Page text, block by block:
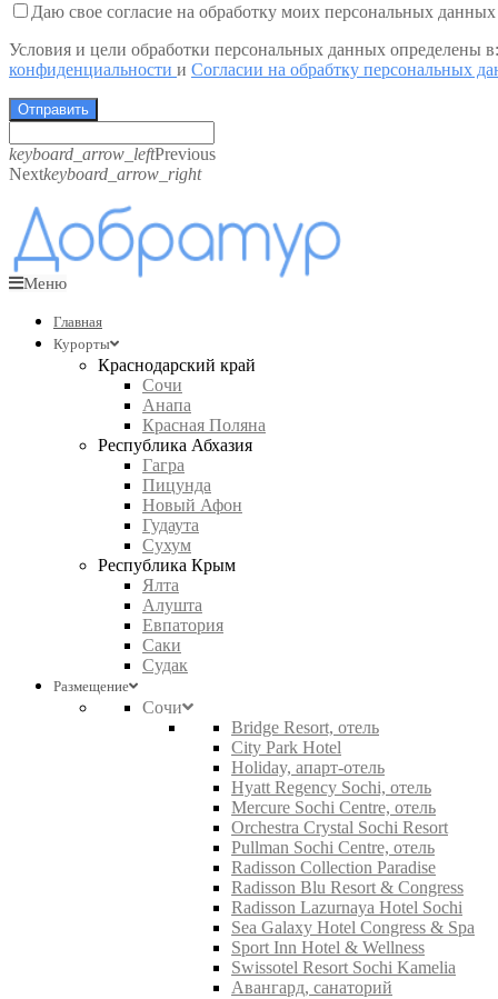
Даю свое согласие на обработку моих персональных данных
Условия и цели обработки персональных данных определены
конфиденциальности и Согласии на обрабтку персональных
Отправить
keyboard_arrow_leftPrevious
Nextkeyboard_arrow_right
Меню
Главная
Курорты
Краснодарский край
Сочи
Анапа
Красная Поляна
Республика Абхазия
Гагра
Пицунда
Новый Афон
Гудаута
Сухум
Республика Крым
Ялта
Алушта
Евпатория
Саки
Судак
Размещение
Сочи
Bridge Resort, отель
City Park Hotel
Holiday, апарт-отель
Hyatt Regency Sochi, отель
Mercure Sochi Centre, отель
Orchestra Crystal Sochi Resort
Pullman Sochi Centre, отель
Radisson Collection Paradise
Radisson Blu Resort & Congress
Radisson Lazurnaya Hotel Sochi
Sea Galaxy Hotel Congress & Spa
Sport Inn Hotel & Wellness
Swissotel Resort Sochi Kamelia
Авангард, санаторий